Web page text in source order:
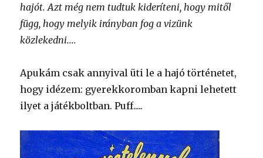
hajót. Azt még nem tudtuk kideríteni, hogy mitől
függ, hogy melyik irányban fog a vizünk
közlekedni....
Apukám csak annyival üti le a hajó történetet,
hogy idézem: gyerekkoromban kapni lehetett
ilyet a játékboltban. Puff.....